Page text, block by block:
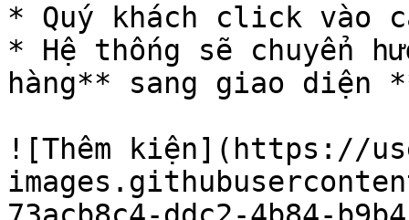
* Quý khách click vào
* Hệ thống sẽ chuyển
hàng** sang giao diện
![Thêm kiện](https://